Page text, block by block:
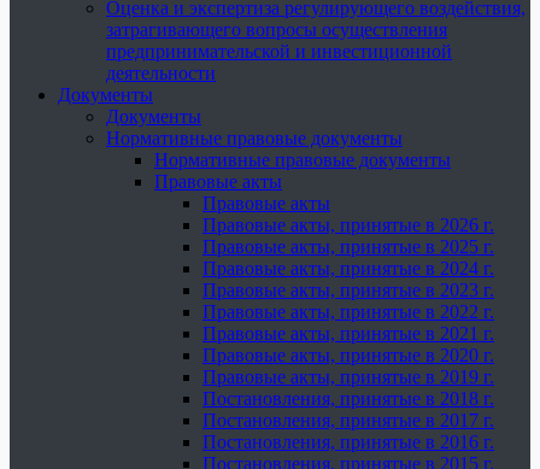
Оценка и экспертиза регулирующего воздействия,
затрагивающего вопросы осуществления
предпринимательской и инвестиционной
деятельности
Документы
Документы
Нормативные правовые документы
Нормативные правовые документы
Правовые акты
Правовые акты
Правовые акты, принятые в 2026 г.
Правовые акты, принятые в 2025 г.
Правовые акты, принятые в 2024 г.
Правовые акты, принятые в 2023 г.
Правовые акты, принятые в 2022 г.
Правовые акты, принятые в 2021 г.
Правовые акты, принятые в 2020 г.
Правовые акты, принятые в 2019 г.
Постановления, принятые в 2018 г.
Постановления, принятые в 2017 г.
Постановления, принятые в 2016 г.
Постановления, принятые в 2015 г.